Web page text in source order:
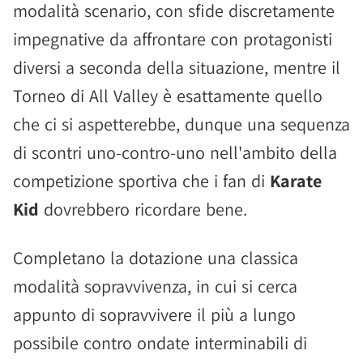
modalità scenario, con sfide discretamente
impegnative da affrontare con protagonisti
diversi a seconda della situazione, mentre il
Torneo di All Valley è esattamente quello
che ci si aspetterebbe, dunque una sequenza
di scontri uno-contro-uno nell'ambito della
competizione sportiva che i fan di Karate
Kid dovrebbero ricordare bene.
Completano la dotazione una classica
modalità sopravvivenza, in cui si cerca
appunto di sopravvivere il più a lungo
possibile contro ondate interminabili di